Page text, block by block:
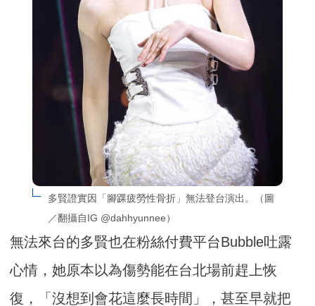
多賢證實因「腳踝疲勞性骨折」無法登台演出。（圖
／翻攝自IG @dahhyunnee）
無法來台的多賢也在粉絲付費平台Bubble吐露
心情，她原本以為傷勢能在台北場前趕上恢
復，「沒想到會花這麼長時間」，甚至早就把